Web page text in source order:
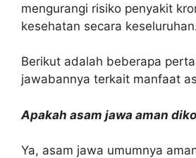
mengurangi risiko penyakit
kesehatan secara
Berikut adalah beberapa
jawabannya terkait manfaat
Apakah asam jawa aman
Ya, asam jawa umumnya